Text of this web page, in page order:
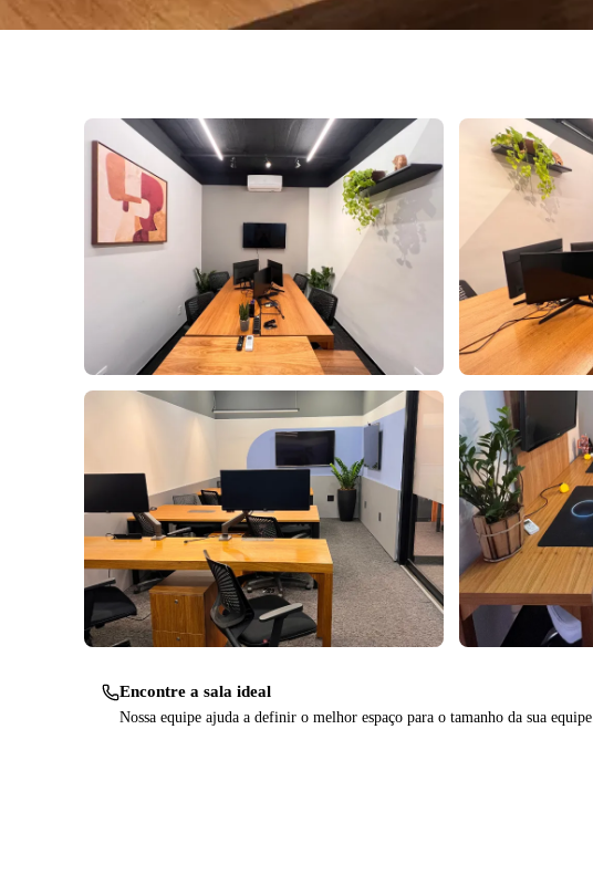
Encontre a sala ideal
Nossa equipe ajuda a definir o melhor espaço para o tamanho da sua equipe.